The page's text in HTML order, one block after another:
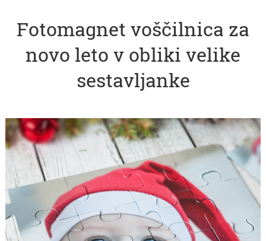
Fotomagnet voščilnica za
novo leto v obliki velike
sestavljanke